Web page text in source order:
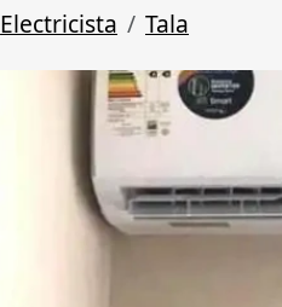
Electricista Tala